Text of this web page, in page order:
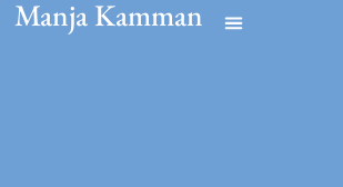
Manja Kamman